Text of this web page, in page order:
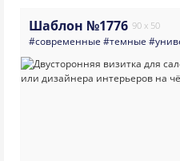
Шаблон №1776 90 x 50
#современные #темные